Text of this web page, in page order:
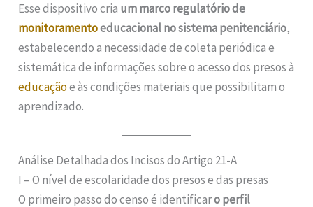
Esse dispositivo cria um marco regulatório de
monitoramentoeducacional no sistema penitenciário,
estabelecendo a necessidade de coleta periódica e
sistemática de informações sobre o acesso dos presos à
educaçãoe às condições materiais que possibilitam o
aprendizado.
Análise Detalhada dos Incisos do Artigo 21-A
I – O nível de escolaridade dos presos e das presas
O primeiro passo do censo é identificaro perfil